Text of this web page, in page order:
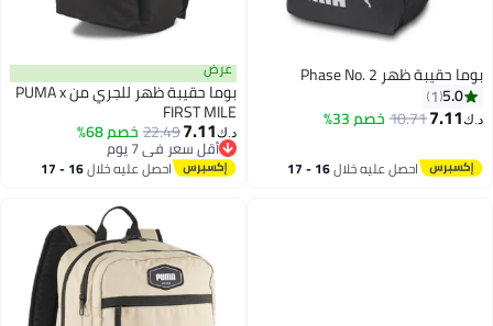
بوما حقيبة ظهر Phase No. 2
5.0
1
د.ك‏7.11
10.71خصم 33%
احصل عليه خلال 16 - 17
عرض
بوما حقيبة ظهر للجري من PUMA x
FIRST MILE
د.ك‏7.11
22.49خصم 68%
أقل سعر في 7 يوم
أقل سعر في 7 يوماحصل عليه خلال 16 - 17